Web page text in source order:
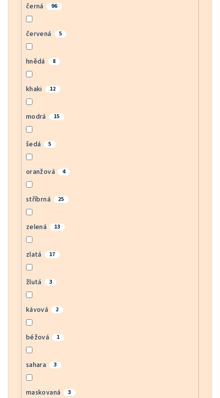
černá 96
červená 5
hnědá 8
khaki 12
modrá 15
šedá 5
oranžová 4
stříbrná 25
zelená 13
zlatá 17
žlutá 3
kávová 2
béžová 1
sahara 3
maskovaná 3